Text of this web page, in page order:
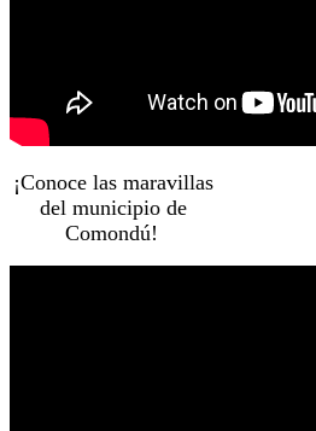
¡Conoce las maravillas
del municipio de
Comondú!